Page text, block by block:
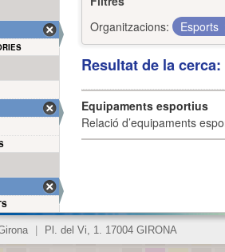
Organitzacions:
Esports
Resultat de la
Equipaments esportius
Relació d’equipaments
Pl. del Vi, 1. 17004 GIRONA